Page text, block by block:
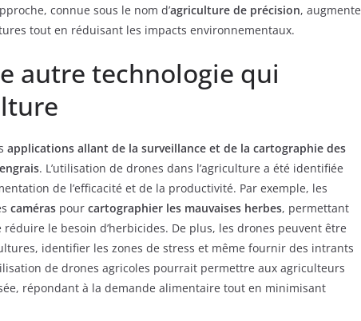
connue sous le nom d’agriculture de précision, augmente
tout en réduisant les impacts environnementaux.
autre technologie qui
applications allant de la surveillance et de la cartographie des
. L’utilisation de drones dans l’agriculture a été identifiée
de l’efficacité et de la productivité. Par exemple, les
caméras pour cartographier les mauvaises herbes, permettant
le besoin d’herbicides. De plus, les drones peuvent être
identifier les zones de stress et même fournir des intrants
de drones agricoles pourrait permettre aux agriculteurs
répondant à la demande alimentaire tout en minimisant